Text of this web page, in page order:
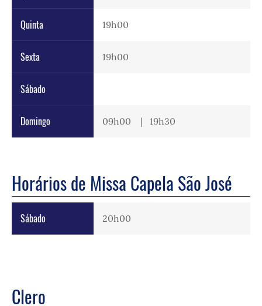
Quinta 19h00
Sexta 19h00
Sábado
Domingo 09h00 | 19h30
Horários de Missa Capela São José
Sábado 20h00
Clero